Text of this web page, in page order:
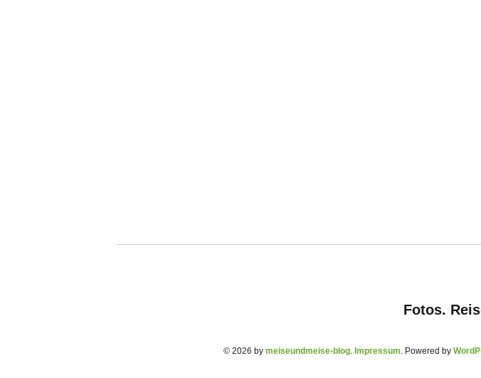
Fotos.
© 2026 by meiseundmeise-blog Impressum Powered by